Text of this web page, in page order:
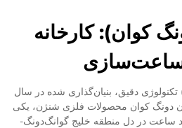
کوان): کارخانه
ساعت‌سازی
دقیق، بنیان‌گذاری شده در سال
دونگ کوان محصولات فلزی شنژن، یکی
ساعت در دل منطقه خلیج گوانگ‌دونگ-